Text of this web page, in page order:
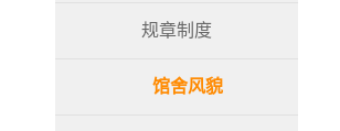
规章制度
馆舍风貌